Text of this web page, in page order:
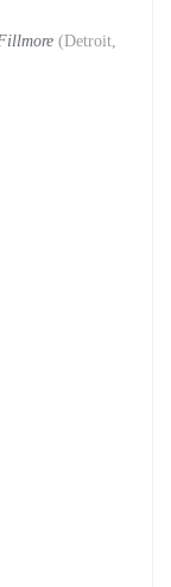
(Detroit,